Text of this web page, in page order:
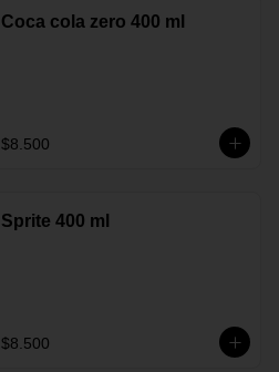
Coca cola zero 400 ml
$8.500
Sprite 400 ml
$8.500